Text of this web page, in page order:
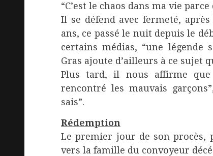
“C’est le chaos dans ma vie
Il se défend avec fermeté,
ans, ce passé le nuit depuis le
certains médias, “une légende
Gras ajoute d’ailleurs à ce sujet
Plus tard, il nous affirme que
rencontré les mauvais
sais”.
Rédemption
Le premier jour de son procès,
vers la famille du convoyeur